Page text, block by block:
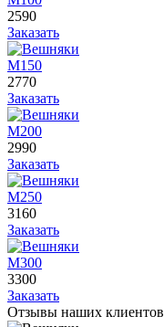
2590
Заказать
М150
2770
Заказать
М200
2990
Заказать
М250
3160
Заказать
М300
3300
Заказать
Отзывы наших клиентов